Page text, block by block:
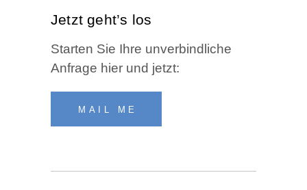
Jetzt geht’s los
Star­ten Sie Ihre unver­bind­li­che
Anfra­ge hier und jetzt:
MAIL ME